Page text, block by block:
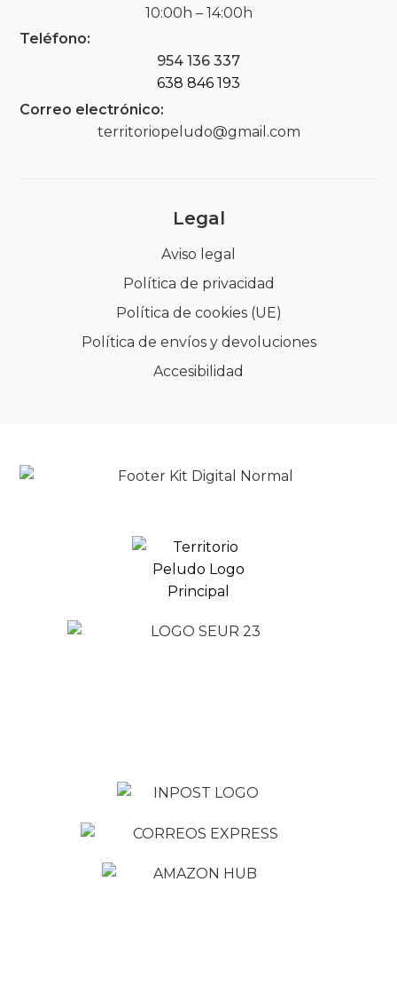
10:00h – 14:00h
Teléfono:
954 136 337
638 846 193
Correo electrónico:
territoriopeludo@gmail.com
Legal
Aviso legal
Política de privacidad
Política de cookies (UE)
Política de envíos y devoluciones
Accesibilidad